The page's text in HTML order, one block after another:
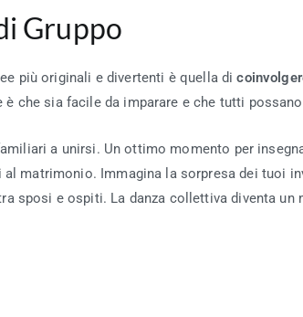
Gruppo
più originali e divertenti è quella di
che sia facile da imparare e che tutti
a unirsi. Un ottimo momento per
matrimonio. Immagina la sorpresa dei tuoi
sposi e ospiti. La danza collettiva diventa un